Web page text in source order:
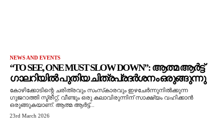
NEWS AND EVENTS
“TO SEE, ONE MUST SLOW DOWN”: ആത്മ ആർട്ട്
ഗാലറിയിൽ പുതിയ ചിത്രപ്രദർശനം ഒരുങ്ങുന്നു
കോഴിക്കോടിന്റെ ചരിത്രവും സംസ്‌കാരവും ഇഴചേർന്നുനിൽക്കുന്ന
ഗുജറാത്തി സ്ട്രീറ്റ്, വീണ്ടും ഒരു കലാവിരുന്നിന് സാക്ഷ്യം വഹിക്കാൻ
ഒരുങ്ങുകയാണ്. ആത്മ ആർട്ട്...
23rd March 2026